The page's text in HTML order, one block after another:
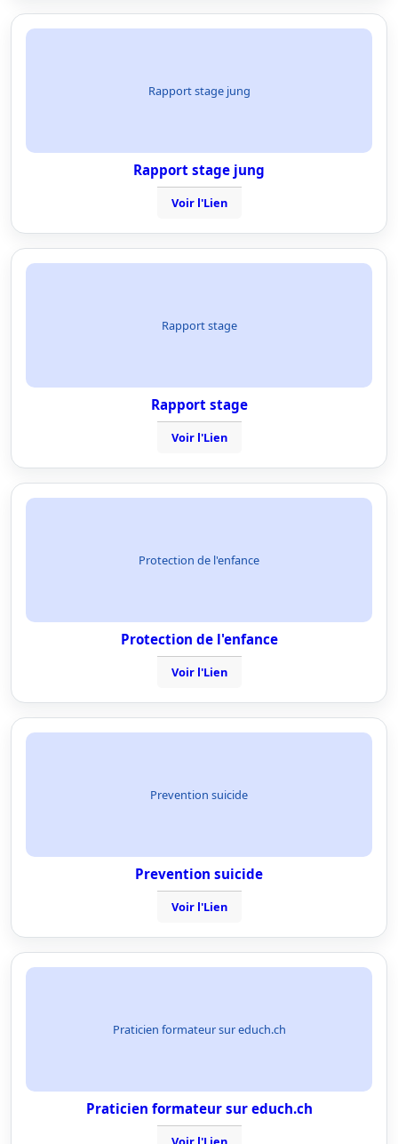
Rapport stage jung
Rapport stage jung
Voir l'Lien
Rapport stage
Rapport stage
Voir l'Lien
Protection de l'enfance
Protection de l'enfance
Voir l'Lien
Prevention suicide
Prevention suicide
Voir l'Lien
Praticien formateur sur educh.ch
Praticien formateur sur educh.ch